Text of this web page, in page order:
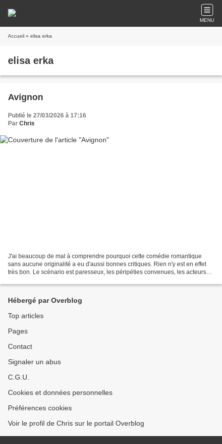
MENU
Accueil » elisa erka
elisa erka
Avignon
Publié le 27/03/2026 à 17:16
Par Chris
J'ai beaucoup de mal à comprendre pourquoi cette comédie romantique
sans aucune originalité a eu d'aussi bonnes critiques. Rien n'y est en effet
très bon. Le scénario est paresseux, les péripéties convenues, les acteurs
Hébergé par Overblog
Top articles
Pages
Contact
Signaler un abus
C.G.U.
Cookies et données personnelles
Préférences cookies
Voir le profil de Chris sur le portail Overblog